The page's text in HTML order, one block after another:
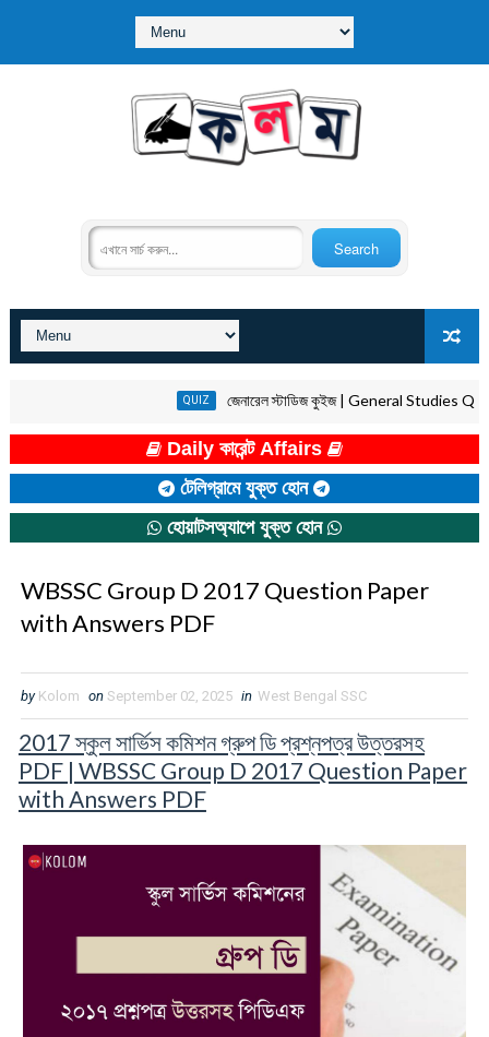
জেনারেল স্টাডিজ কুইজ | General Studies Quiz in
Daily কারেন্ট Affairs
টেলিগ্রামে যুক্ত হোন
হোয়াটসঅ্যাপে যুক্ত হোন
WBSSC Group D 2017 Question Paper
with Answers PDF
by Kolom on September 02, 2025 in West Bengal SSC
2017 স্কুল সার্ভিস কমিশন গ্রুপ ডি প্রশ্নপত্র উত্তরসহ
PDF | WBSSC Group D 2017 Question Paper
with Answers PDF